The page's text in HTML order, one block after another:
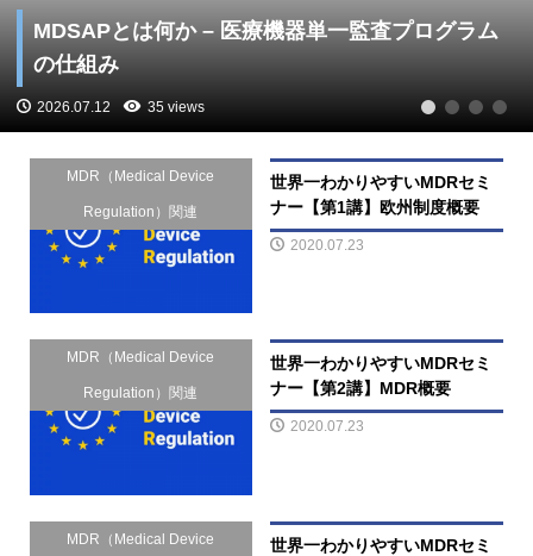
MDSAPとは何か – 医療機器単一監査プログラム
の仕組み
2026.07.12 35 views 1 2 3 4
MDR（Medical Device
Regulation）関連
世界一わかりやすいMDRセミ
ナー【第1講】欧州制度概要
2020.07.23
MDR（Medical Device
Regulation）関連
世界一わかりやすいMDRセミ
ナー【第2講】MDR概要
2020.07.23
MDR（Medical Device
世界一わかりやすいMDRセミ